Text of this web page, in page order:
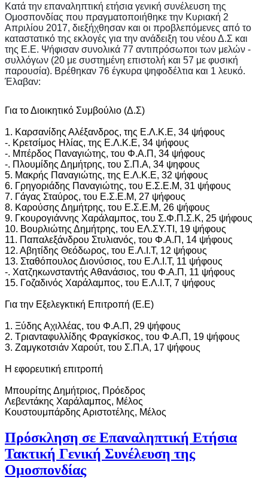
Κατά την επαναληπτική ετήσια γενική συνέλευση της
Ομοσπονδίας που πραγματοποιήθηκε την Κυριακή 2
Απριλίου 2017, διεξήχθησαν και οι προβλεπόμενες από το
καταστατικό της εκλογές για την ανάδειξη του νέου Δ.Σ και
της Ε.Ε. Ψήφισαν συνολικά 77 αντιπρόσωποι των μελών -
συλλόγων (20 με συστημένη επιστολή και 57 με φυσική
παρουσία). Βρέθηκαν 76 έγκυρα ψηφοδέλτια και 1 λευκό.
Έλαβαν:
Για το Διοικητικό Συμβούλιο (Δ.Σ)
1. Καρσανίδης Αλέξανδρος, της Ε.Λ.Κ.Ε, 34 ψήφους
-. Κρετσίμος Ηλίας, της Ε.Λ.Κ.Ε, 34 ψήφους
-. Μπέρδος Παναγιώτης, του Φ.Α.Π, 34 ψήφους
-. Πλουμίδης Δημήτρης, του Σ.Π.Α, 34 ψηφους
5. Μακρής Παναγιώτης, της Ε.Λ.Κ.Ε, 32 ψήφους
6. Γρηγοριάδης Παναγιώτης, του Ε.Σ.Ε.Μ, 31 ψήφους
7. Γάγας Σταύρος, του Ε.Σ.Ε.Μ, 27 ψήφους
8. Καρούσης Δημήτρης, του Ε.Σ.Ε.Μ, 26 ψήφους
9. Γκουρογιάννης Χαράλαμπος, του Σ.Φ.Π.Σ.Κ, 25 ψήφους
10. Βουρλιώτης Δημήτρης, του ΕΛ.ΣΥ.ΤΙ, 19 ψήφους
11. Παπαλεξάνδρου Στυλιανός, του Φ.Α.Π, 14 ψήφους
12. Αβητίδης Θεόδωρος, του Ε.Λ.Ι.Τ, 12 ψήφους
13. Σταθόπουλος Διονύσιος, του Ε.Λ.Ι.Τ, 11 ψήφους
-. Χατζηκωνσταντής Αθανάσιος, του Φ.Α.Π, 11 ψήφους
15. Γοζαδινός Χαράλαμπος, του Ε.Λ.Ι.Τ, 7 ψήφους
Για την Εξελεγκτική Επιτροπή (Ε.Ε)
1. Ξύδης Αχιλλέας, του Φ.Α.Π, 29 ψήφους
2. Τριανταφυλλίδης Φραγκίσκος, του Φ.Α.Π, 19 ψήφους
3. Ζαμγκοτσιάν Χαρούτ, του Σ.Π.Α, 17 ψήφους
Η εφορευτική επιτροπή
Μπουρίτης Δημήτριος, Πρόεδρος
Λεβεντάκης Χαράλαμπος, Μέλος
Κουστουμπάρδης Αριστοτέλης, Μέλος
Πρόσκληση σε Επαναληπτική Ετήσια
Τακτική Γενική Συνέλευση της
Ομοσπονδίας